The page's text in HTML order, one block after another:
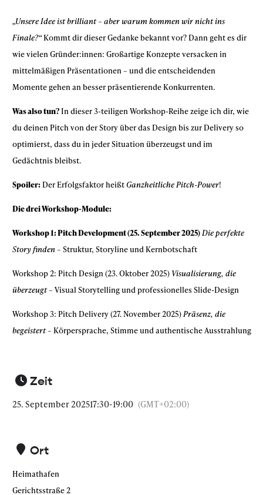
„Unsere Idee ist brilliant – aber warum kommen wir nicht ins
Finale?“Kommt dir dieser Gedanke bekannt vor? Dann geht es dir
wie vielen Gründer:innen: Großartige Konzepte versacken in
mittelmäßigen Präsentationen – und die entscheidenden
Momente gehen an besser präsentierende Konkurrenten.
Was also tun?In dieser 3-teiligen Workshop-Reihe zeige ich dir, wie
du deinen Pitch von der Story über das Design bis zur Delivery so
optimierst, dass du in jeder Situation überzeugst und im
Gedächtnis bleibst.
Spoiler:Der Erfolgsfaktor heißtGanzheitliche Pitch-Power!
Die drei Workshop-Module:
Workshop 1: Pitch Development (25. September 2025)Die perfekte
Story finden– Struktur, Storyline und Kernbotschaft
Workshop 2: Pitch Design (23. Oktober 2025) Visualisierung, die
überzeugt– Visual Storytelling und professionelles Slide-Design
Workshop 3: Pitch Delivery (27. November 2025)Präsenz, die
begeistert– Körpersprache, Stimme und authentische Ausstrahlung
Zeit
25. September 202517:30-19:00 (GMT+02:00)
Ort
Heimathafen
Gerichtsstraße 2